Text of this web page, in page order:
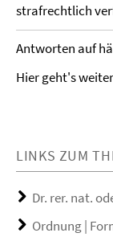
strafrechtlich
Antworten auf
Hier geht's
LINKS ZUM
Dr. rer. nat.
Ordnung |